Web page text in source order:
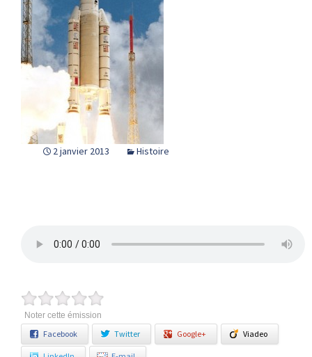
2 janvier 2013 Histoire
Noter cette émission
Facebook Twitter Google+ Viadeo